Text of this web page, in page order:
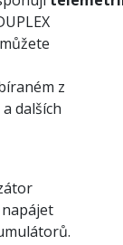
z
a dalších